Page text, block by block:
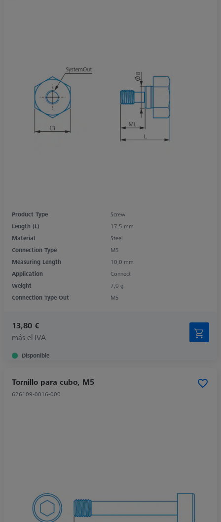
Product Type
Screw
Length (L)
17,5 mm
Material
Steel
Connection Type
M5
Measuring Length
10,0 mm
Application
Connect
Weight
7,0 g
Connection Type Out
M5
13,80 €
más el IVA
Disponible
Tornillo para cubo, M5
626109-0016-000